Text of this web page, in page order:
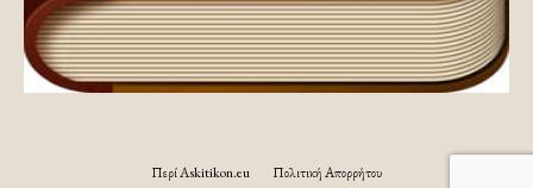
Περί Askitikon.eu Πολιτική Απορρήτου